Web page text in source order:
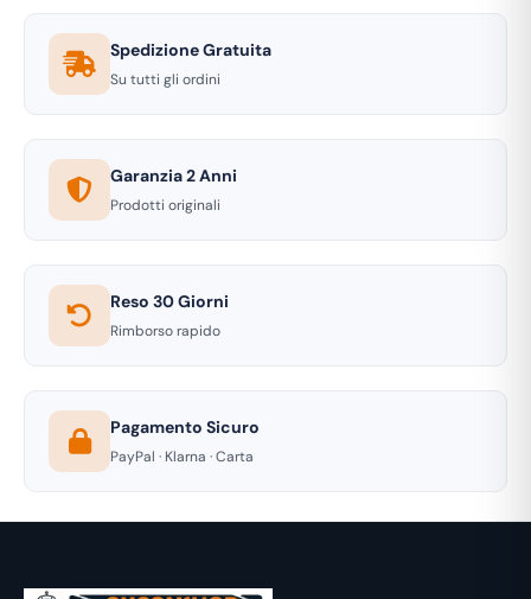
Spedizione Gratuita
Su tutti gli ordini
Garanzia 2 Anni
Prodotti originali
Reso 30 Giorni
Rimborso rapido
Pagamento Sicuro
PayPal · Klarna · Carta